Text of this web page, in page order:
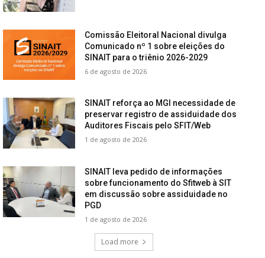
Comissão Eleitoral Nacional divulga
Comunicado nº 1 sobre eleições do
SINAIT para o triênio 2026-2029
6 de agosto de 2026
SINAIT reforça ao MGI necessidade de
preservar registro de assiduidade dos
Auditores Fiscais pelo SFIT/Web
1 de agosto de 2026
SINAIT leva pedido de informações
sobre funcionamento do Sfitweb à SIT
em discussão sobre assiduidade no
PGD
1 de agosto de 2026
Load more